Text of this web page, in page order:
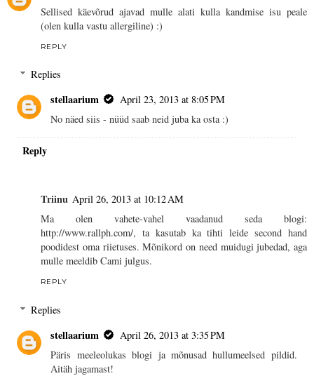
Sellised käevõrud ajavad mulle alati kulla kandmise isu peale
(olen kulla vastu allergiline) :)
REPLY
Replies
stellaarium
April 23, 2013 at 8:05 PM
No näed siis - nüüd saab neid juba ka osta :)
Reply
Triinu April 26, 2013 at 10:12 AM
Ma olen vahete-vahel vaadanud seda blogi:
http://www.rallph.com/, ta kasutab ka tihti leide second hand
poodidest oma riietuses. Mõnikord on need muidugi jubedad, aga
mulle meeldib Cami julgus.
REPLY
Replies
stellaarium
April 26, 2013 at 3:35 PM
Päris meeleolukas blogi ja mõnusad hullumeelsed pildid.
Aitäh jagamast!